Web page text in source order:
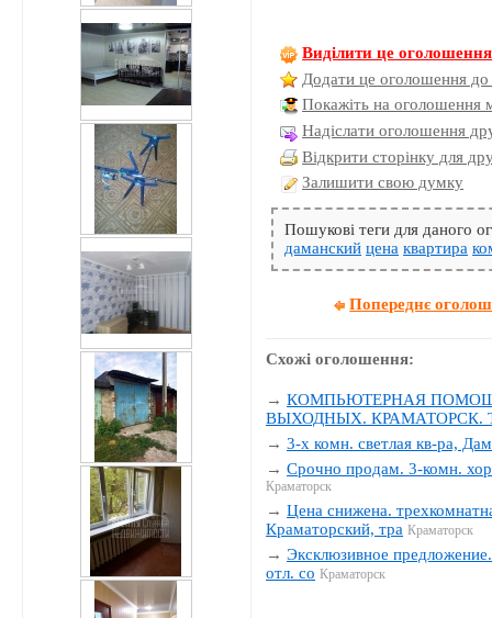
Виділити це оголошення
Додати це оголошення до
Покажіть на оголошення
Надіслати оголошення
Відкрити сторінку для
Залишити свою думку
Пошукові теги для даного
даманский цена квартира
Попереднє
Схожі оголошення:
→КОМПЬЮТЕРНАЯ
ВЫХОДНЫХ. КРАМАТОРСК.
→3-х комн. светлая кв-ра,
→Срочно продам. 3-комн.
Краматорск
→Цена снижена.
Краматорский, тра Краматорск
→Эксклюзивное
отл. со Краматорск